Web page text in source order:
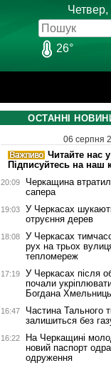
26°
ОСТАННІ
06 серпня
Читайте нас
Підписуйтесь на наш
20:09
Черкащина
сапера
19:03
У Черкасах
отруєння дерев
18:08
У Черкасах
рух на трьох
тепломереж
17:19
У Черкасах після
почали
Богдана
16:47
Частина Тального
залишиться без
16:22
На Черкащині
новий паспорт
одруження